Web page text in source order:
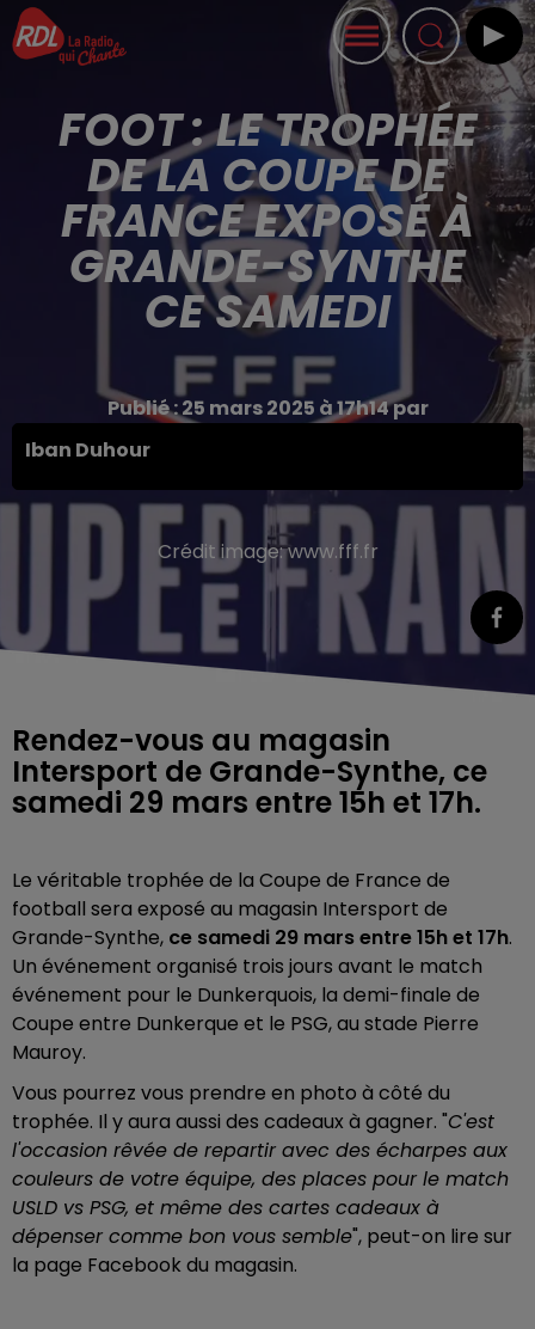
FOOT : LE TROPHÉE
DE LA COUPE DE
FRANCE EXPOSÉ À
GRANDE-SYNTHE
CE SAMEDI
Publié : 25 mars 2025 à 17h14 par
Iban Duhour
Crédit image:www.fff.fr
Rendez-vous au magasin
Intersport de Grande-Synthe, ce
samedi 29 mars entre 15h et 17h.
Le véritable trophée de la Coupe de France de
football sera exposé au magasin Intersport de
Grande-Synthe, ce samedi 29 mars entre 15h et 17h.
Un événement organisé trois jours avant le match
événement pour le Dunkerquois, la demi-finale de
Coupe entre Dunkerque et le PSG, au stade Pierre
Mauroy.
Vous pourrez vous prendre en photo à côté du
trophée. Il y aura aussi des cadeaux à gagner. "C'est
l'occasion rêvée de repartir avec des écharpes aux
couleurs de votre équipe, des places pour le match
USLD vs PSG, et même des cartes cadeaux à
dépenser comme bon vous semble", peut-on lire sur
la page Facebook du magasin.